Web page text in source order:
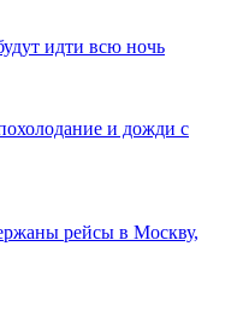
идти всю ночь
и дожди с
рейсы в Москву,